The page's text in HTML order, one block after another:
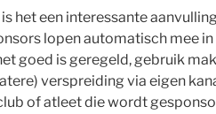
het een interessante
lopen automatisch mee
goed is geregeld, gebruik
verspreiding via eigen
of atleet die wordt